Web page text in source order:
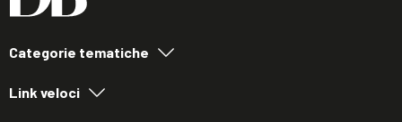
Categorie tematiche
Link veloci